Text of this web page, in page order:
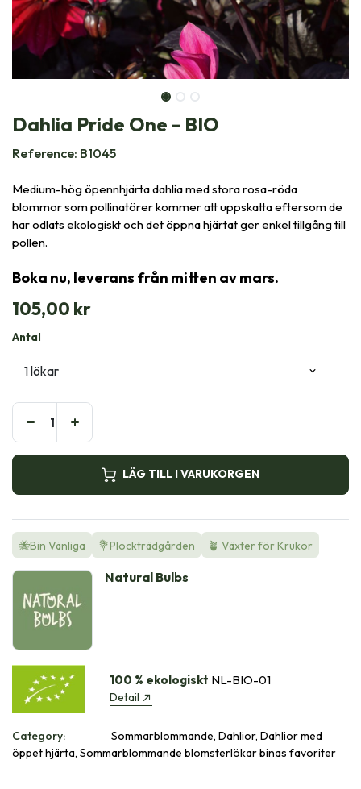
Dahlia Pride One - BIO
Reference: B1045
Medium-hög öpennhjärta dahlia med stora rosa-röda
blommor som pollinatörer kommer att uppskatta eftersom de
har odlats ekologiskt och det öppna hjärtat ger enkel tillgång till
pollen.
Boka nu, leverans från mitten av mars.
105,00 kr
Antal
LÄG TILL I VARUKORGEN
🐝Bin Vänliga 💐Plockträdgården 🪴 Växter för Krukor
Natural Bulbs
100 % ekologiskt NL-BIO-01
Detail
Category:
Sommarblommande, Dahlior, Dahlior med
öppet hjärta, Sommarblommande blomsterlökar binas favoriter